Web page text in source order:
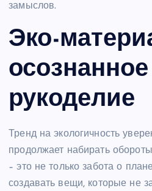
замыслов.
Эко-
осознанное
рукоделие
Тренд на экологичность
продолжает набирать
– это не только забота о
создавать вещи, которые не